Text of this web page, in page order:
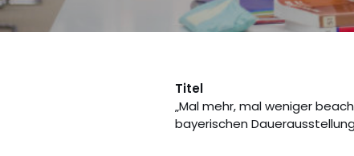
Titel
„Mal mehr, mal weniger
bayerischen